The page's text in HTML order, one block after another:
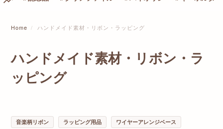
Home ハンドメイド素材・リボン・ラッピング
ハンドメイド素材・リボン・ラ
ッピング
音楽柄リボン ラッピング用品 ワイヤーアレンジベース